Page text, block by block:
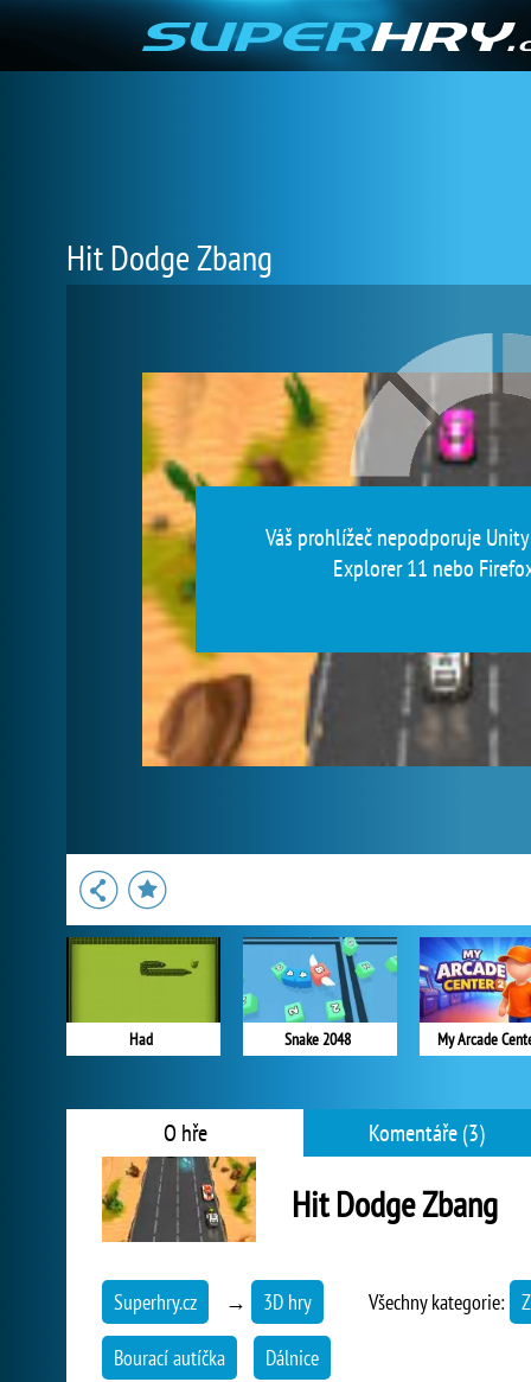
Hit Dodge Zbang
Váš prohlížeč nepodporuje
Explorer 11 nebo
Had Snake 2048 My Arcade
O hře Komentáře (3)
Hit Dodge Zbang
Superhry.cz → 3D hry Všechny kategorie:
Bourací autíčka Dálnice